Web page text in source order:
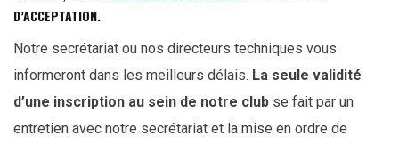
D’ACCEPTATION.
Notre secrétariat ou nos directeurs techniques vous
informeront dans les meilleurs délais. La seule validité
d’une inscription au sein de notre club se fait par un
entretien avec notre secrétariat et la mise en ordre de